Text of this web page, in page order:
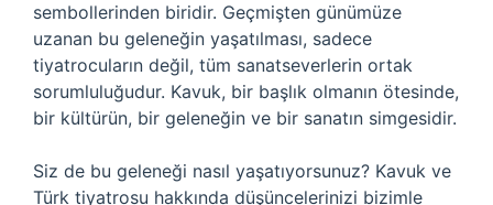
sembollerinden biridir. Geçmişten günümüze
uzanan bu geleneğin yaşatılması, sadece
tiyatrocuların değil, tüm sanatseverlerin ortak
sorumluluğudur. Kavuk, bir başlık olmanın ötesinde,
bir kültürün, bir geleneğin ve bir sanatın simgesidir.
Siz de bu geleneği nasıl yaşatıyorsunuz? Kavuk ve
Türk tiyatrosu hakkında düşüncelerinizi bizimle